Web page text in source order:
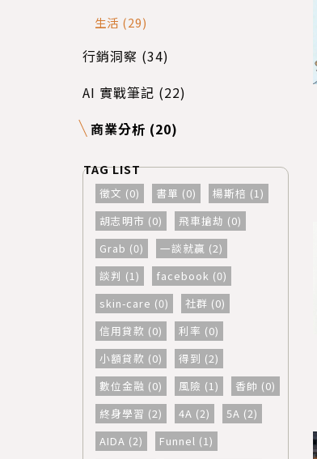
生活 (29)
行銷洞察 (34)
AI 實戰筆記 (22)
商業分析 (20)
徵文 (0) 書單 (0)
楊斯棓 (1)
胡志明市 (0)
飛車搶劫 (0)
Grab (0)
一談就贏 (2)
談判 (1)
facebook (0)
skin-care (0)
社群 (0)
信用貸款 (0)
利率 (0)
小額貸款 (0)
得到 (2)
數位金融 (0)
風險 (1)
香帥 (0)
終身學習 (2)
4A (2)
5A (2)
AIDA (2)
Funnel (1)